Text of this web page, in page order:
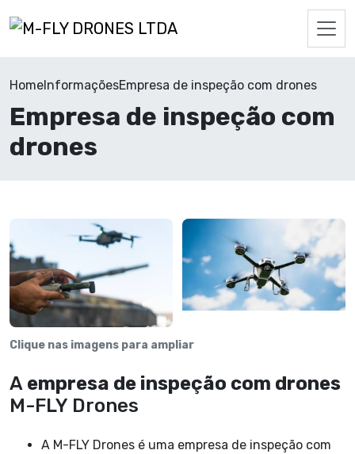
HomeInformaçõesEmpresa de inspeção com drones
Empresa de inspeção com
drones
Clique nas imagens para ampliar
A empresa de inspeção com drones
M-FLY Drones
A M-FLY Drones é uma empresa de inspeção com